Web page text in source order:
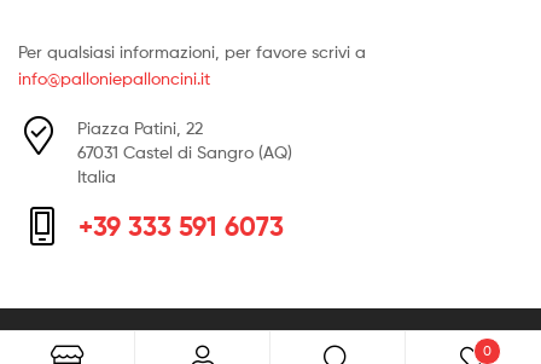
Per qualsiasi informazioni, per favore scrivi a
info@palloniepalloncini.it
Piazza Patini, 22
67031 Castel di Sangro (AQ)
Italia
+39 333 591 6073
Copyright © 2026 Palloni e palloncini. All Rights Reserved.
0